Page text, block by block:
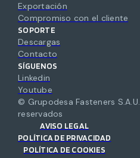
Exportación
Compromiso con el cliente
SOPORTE
Descargas
Contacto
SÍGUENOS
Linkedin
Youtube
© Grupodesa Fasteners S.A.U.
reservados
AVISO LEGAL
POLÍTICA DE PRIVACIDAD
POLÍTICA DE COOKIES